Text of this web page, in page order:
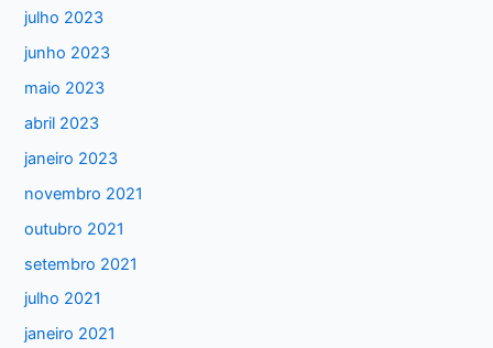
a
r
p
o
r
:
julho 2023
junho 2023
maio 2023
abril 2023
janeiro 2023
novembro 2021
outubro 2021
setembro 2021
julho 2021
janeiro 2021